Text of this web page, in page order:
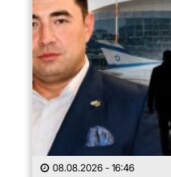
08.08.2026 - 16:46